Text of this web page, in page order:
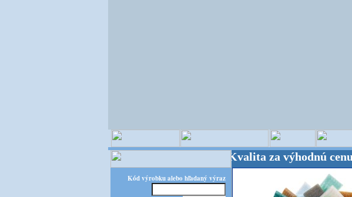
Kód výrobku alebo hľadaný výraz
- majster kreatívneho sveta - Kvalita za výhodnú cenu!